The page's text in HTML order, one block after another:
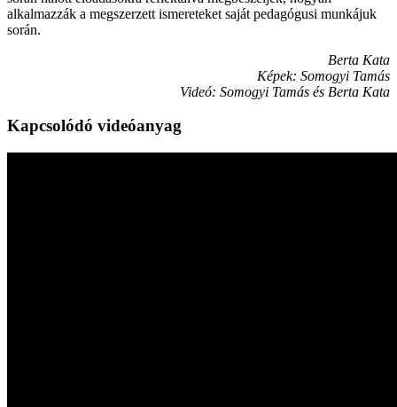
alkalmazzák a megszerzett ismereteket saját pedagógusi munkájuk
során.
Berta Kata
Képek: Somogyi Tamás
Videó: Somogyi Tamás és Berta Kata
Kapcsolódó videóanyag